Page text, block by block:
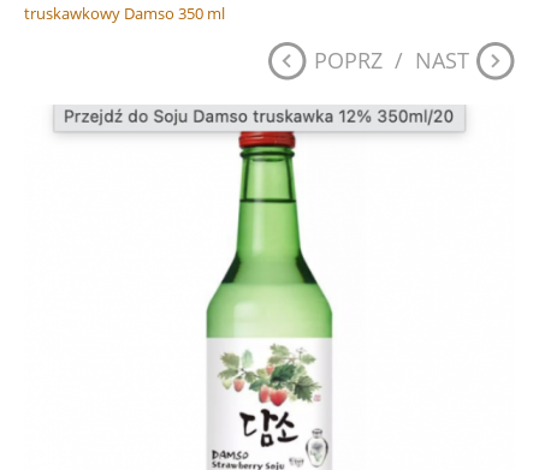
truskawkowy Damso 350 ml
POPRZ / NAST